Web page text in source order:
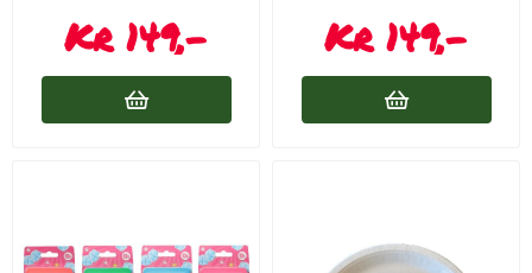
149,- 149,-